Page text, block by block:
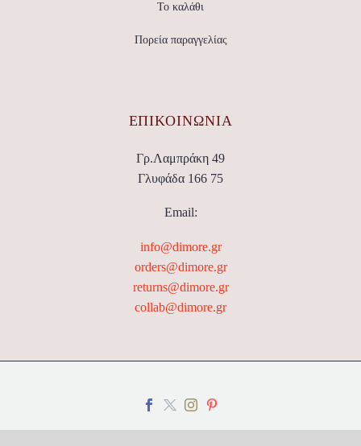
Το καλάθι
Πορεία παραγγελίας
ΕΠΙΚΟΙΝΩΝΊΑ
Γρ.Λαμπράκη 49
Γλυφάδα 166 75
Email:
info@dimore.gr
orders@dimore.gr
returns@dimore.gr
collab@dimore.gr